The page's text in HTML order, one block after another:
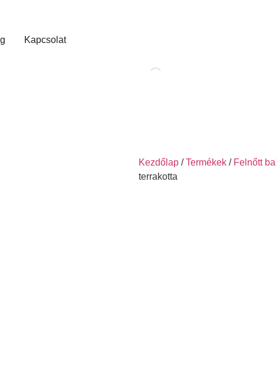
Kapcsolat
Kezdőlap /Termékek / Felnőtt
terrakotta